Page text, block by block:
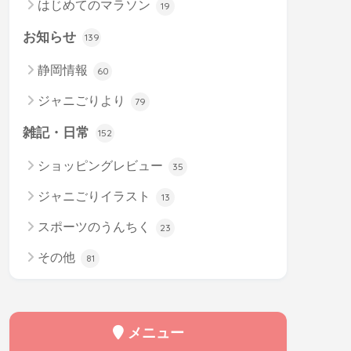
はじめてのマラソン 19
お知らせ 139
静岡情報 60
ジャニごりより 79
雑記・日常 152
ショッピングレビュー 35
ジャニごりイラスト 13
スポーツのうんちく 23
その他 81
メニュー